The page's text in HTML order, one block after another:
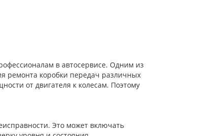
в автосервисе. Одним из
ремонта коробки передач различных
от двигателя к колесам. Поэтому
Это может включать